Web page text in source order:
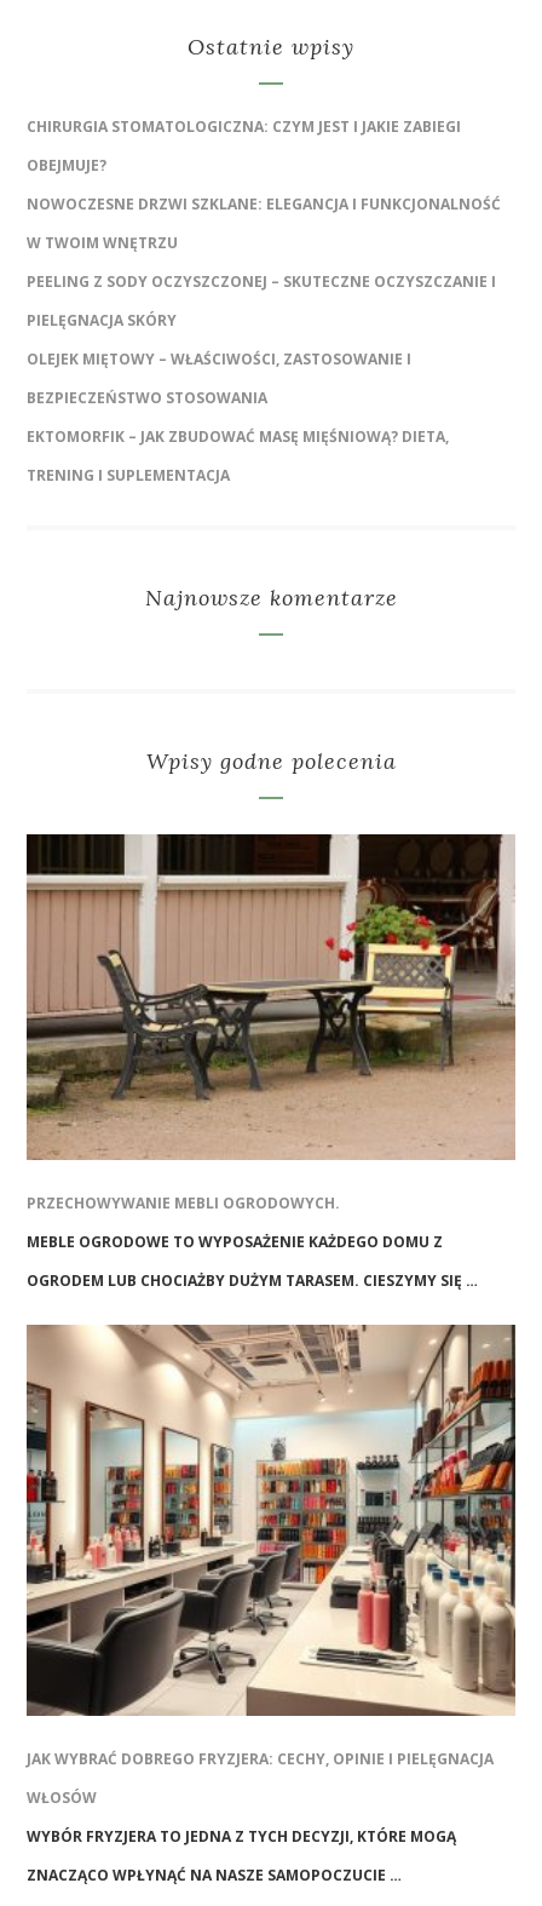
Ostatnie wpisy
CHIRURGIA STOMATOLOGICZNA: CZYM JEST I JAKIE ZABIEGI
OBEJMUJE?
NOWOCZESNE DRZWI SZKLANE: ELEGANCJA I FUNKCJONALNOŚĆ
W TWOIM WNĘTRZU
PEELING Z SODY OCZYSZCZONEJ – SKUTECZNE OCZYSZCZANIE I
PIELĘGNACJA SKÓRY
OLEJEK MIĘTOWY – WŁAŚCIWOŚCI, ZASTOSOWANIE I
BEZPIECZEŃSTWO STOSOWANIA
EKTOMORFIK – JAK ZBUDOWAĆ MASĘ MIĘŚNIOWĄ? DIETA,
TRENING I SUPLEMENTACJA
Najnowsze komentarze
Wpisy godne polecenia
PRZECHOWYWANIE MEBLI OGRODOWYCH.
MEBLE OGRODOWE TO WYPOSAŻENIE KAŻDEGO DOMU Z
OGRODEM LUB CHOCIAŻBY DUŻYM TARASEM. CIESZYMY SIĘ …
JAK WYBRAĆ DOBREGO FRYZJERA: CECHY, OPINIE I PIELĘGNACJA
WŁOSÓW
WYBÓR FRYZJERA TO JEDNA Z TYCH DECYZJI, KTÓRE MOGĄ
ZNACZĄCO WPŁYNĄĆ NA NASZE SAMOPOCZUCIE …